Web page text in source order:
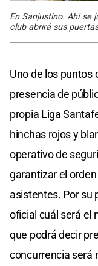
En Sanjustino. Ahí se
club abrirá sus
Uno de los puntos
presencia de
propia Liga
hinchas rojos y
operativo de
garantizar el
asistentes. Por su
oficial cuál será el
que podrá decir
concurrencia será